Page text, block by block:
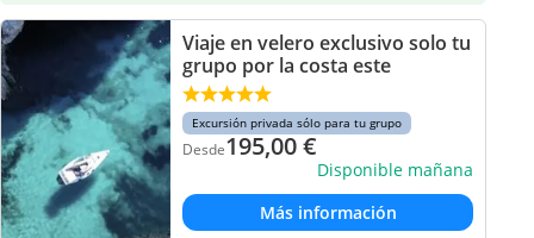
Viaje en velero exclusivo solo tu
grupo por la costa este
Excursión privada sólo para tu grupo
Desde195,00€
Disponible mañana
Más información